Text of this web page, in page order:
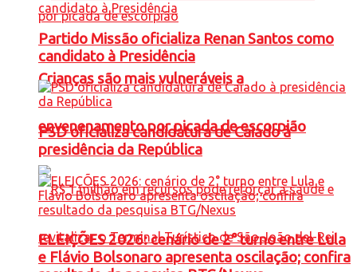
Crianças são mais vulneráveis a
envenenamento por picada de escorpião
Partido Missão oficializa Renan Santos como
candidato à Presidência
PSD oficializa candidatura de Caiado à
presidência da República
ELEIÇÕES 2026: cenário de 2° turno entre Lula
e Flávio Bolsonaro apresenta oscilação; confira